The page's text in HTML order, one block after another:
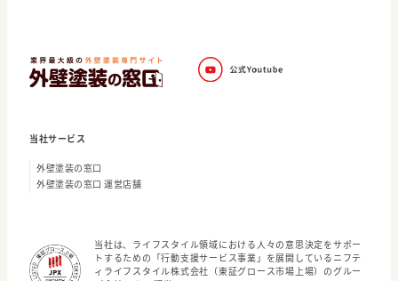
当社サービス
外壁塗装の窓口
外壁塗装の窓口 運営店舗
当社は、ライフスタイル領域における人々の意思決定をサポー
トするための「行動支援サービス事業」を展開しているニフテ
ィライフスタイル株式会社（東証グロース市場上場）のグルー